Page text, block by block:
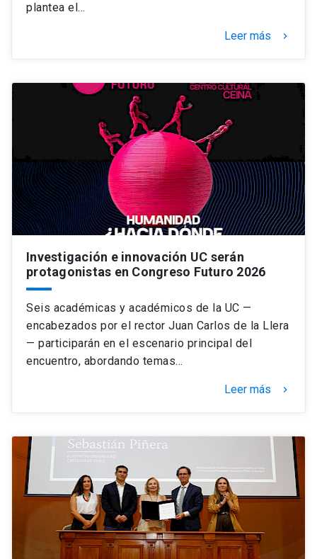
plantea el…
Leer más keyboard_arrow_right
Investigación e innovación UC serán
protagonistas en Congreso Futuro 2026
Seis académicas y académicos de la UC —
encabezados por el rector Juan Carlos de la Llera
— participarán en el escenario principal del
encuentro, abordando temas…
Leer más keyboard_arrow_right